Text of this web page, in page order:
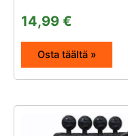
14,99 €
Osta täältä »